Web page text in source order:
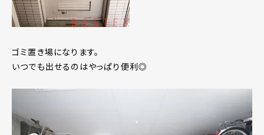
ゴミ置き場になります。
いつでも出せるのはやっぱり便利◎